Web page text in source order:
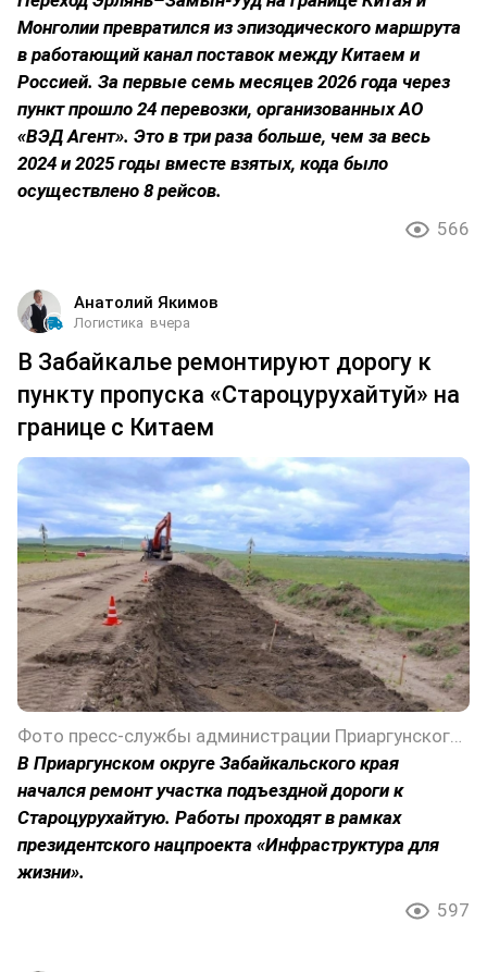
Монголии превратился из эпизодического маршрута
в работающий канал поставок между Китаем и
Россией. За первые семь месяцев 2026 года через
пункт прошло 24 перевозки, организованных АО
«ВЭД Агент». Это в три раза больше, чем за весь
2024 и 2025 годы вместе взятых, кода было
осуществлено 8 рейсов.
566
Анатолий Якимов
Логистика вчера
В Забайкалье ремонтируют дорогу к
пункту пропуска «Староцурухайтуй» на
границе с Китаем
В Приаргунском округе Забайкальского края
начался ремонт участка подъездной дороги к
Староцурухайтую. Работы проходят в рамках
президентского нацпроекта «Инфраструктура для
жизни».
597